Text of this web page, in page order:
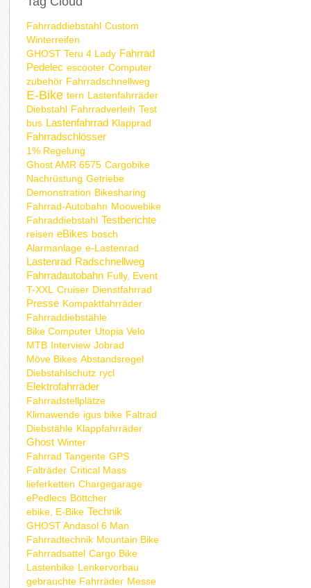
Fahrraddiebstahl Custom
Winterreifen
GHOST Teru 4 Lady Fahrrad
Pedelec escooter Computer
zubehör Fahrradschnellweg
E-Bike tern Lastenfahrräder
Diebstahl Fahrradverleih Test
bus Lastenfahrrad Klapprad
Fahrradschlösser
1% Regelung
Ghost AMR 6575 Cargobike
Nachrüstung Getriebe
Demonstration Bikesharing
Fahrrad-Autobahn Moowebike
Fahraddiebstahl Testberichte
reisen eBikes bosch
Alarmanlage e-Lastenrad
Lastenrad Radschnellweg
Fahrradautobahn Fully, Event
T-XXL
Cruiser Dienstfahrrad
Presse Kompaktfahrräder
Fahrraddiebstähle
Bike Computer Utopia Velo
MTB Interview Jobrad
Möve Bikes Abstandsregel
Diebstahlschutz rycl
Elektrofahrräder
Fahrradstellplätze
Klimawende igus bike Faltrad
Diebstähle Klappfahrräder
Ghost Winter
Fahrrad Tangente GPS
Falträder Critical Mass
lieferketten Chargegarage
ePedlecs Böttcher
ebike, E-Bike Technik
GHOST Andasol 6 Man
Fahrradtechnik Mountain Bike
Fahrradsattel Cargo Bike
Lastenbike Lenkervorbau
gebrauchte Fahrräder Messe